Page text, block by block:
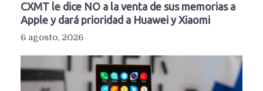
CXMT le dice NO a la venta de sus memorias a
Apple y dará prioridad a Huawei y Xiaomi
6 agosto, 2026